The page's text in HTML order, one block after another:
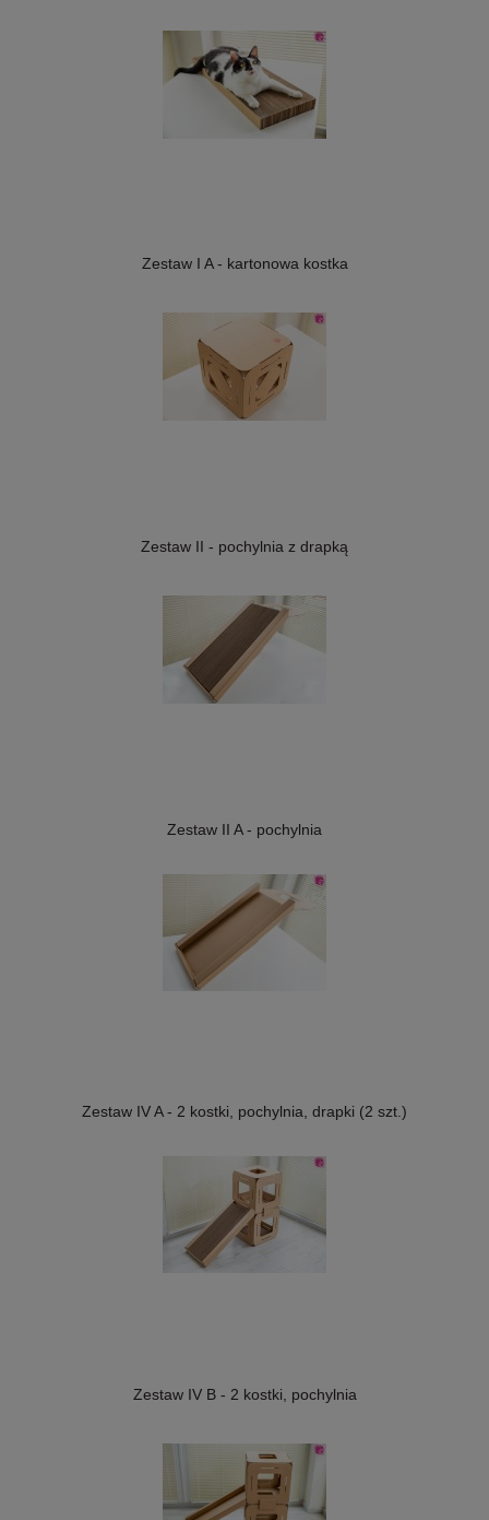
Zestaw I A - kartonowa kostka
Zestaw II - pochylnia z drapką
Zestaw II A - pochylnia
Zestaw IV A - 2 kostki, pochylnia, drapki (2 szt.)
Zestaw IV B - 2 kostki, pochylnia